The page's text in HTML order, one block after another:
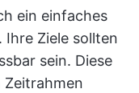
ein einfaches
Ziele sollten
sein. Diese
Zeitrahmen